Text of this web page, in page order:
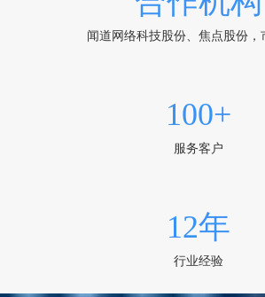
闻道网络科技股份、焦点股份，
100+
服务客户
12年
行业经验